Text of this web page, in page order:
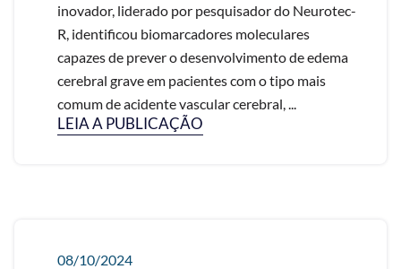
inovador, liderado por pesquisador do Neurotec-
R, identificou biomarcadores moleculares
capazes de prever o desenvolvimento de edema
cerebral grave em pacientes com o tipo mais
comum de acidente vascular cerebral, ...
LEIA A PUBLICAÇÃO
08/10/2024